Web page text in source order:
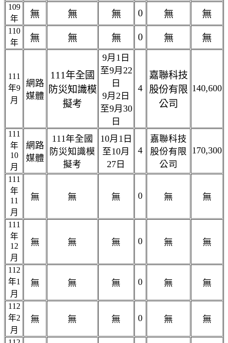
109
年
無 無 無 0 無 無
110
年
無 無 無 0 無 無
111
年9
月
網路
媒體
111年全國
防災知識模
擬考
9月1日
至9月22
日
9月2日
至9月30
日
4
嘉聯科技
股份有限
公司
140,600
111
年
10
月
網路
媒體
111年全國
防災知識模
擬考
10月1日
至10月
27日
4
嘉聯科技
股份有限
公司
170,300
111
年
11
月
無 無 無 0 無 無
111
年
12
月
無 無 無 0 無 無
112
年1
月
無 無 無 0 無 無
112
年2
月
無 無 無 0 無 無